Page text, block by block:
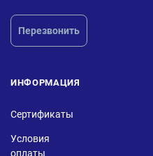
Перезвонить
ИНФОРМАЦИЯ
Сертификаты
Условия
оплаты